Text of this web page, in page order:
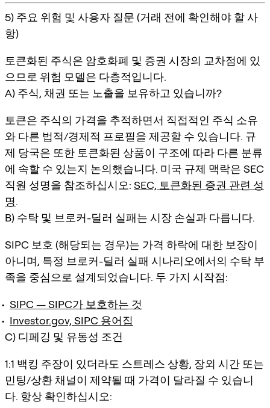
5) 주요 위험 및 사용자 질문 (거래 전에 확인해야 할 사
항)
토큰화된 주식은 암호화폐 및 증권 시장의 교차점에 있
으므로 위험 모델은 다층적입니다.
A) 주식, 채권 또는 노출을 보유하고 있습니까?
토큰은 주식의 가격을 추적하면서 직접적인 주식 소유
와 다른 법적/경제적 프로필을 제공할 수 있습니다. 규
제 당국은 또한 토큰화된 상품이 구조에 따라 다른 분류
에 속할 수 있는지 논의했습니다. 미국 규제 맥락은 SEC
직원 성명을 참조하십시오: SEC, 토큰화된 증권 관련 성
명.
B) 수탁 및 브로커-딜러 실패는 시장 손실과 다릅니다.
SIPC 보호 (해당되는 경우)는 가격 하락에 대한 보장이
아니며, 특정 브로커-딜러 실패 시나리오에서의 수탁 부
족을 중심으로 설계되었습니다. 두 가지 시작점:
SIPC — SIPC가 보호하는 것
Investor.gov, SIPC 용어집
C) 디페깅 및 유동성 조건
1:1 백킹 주장이 있더라도 스트레스 상황, 장외 시간 또는
민팅/상환 채널이 제약될 때 가격이 달라질 수 있습니
다. 항상 확인하십시오: